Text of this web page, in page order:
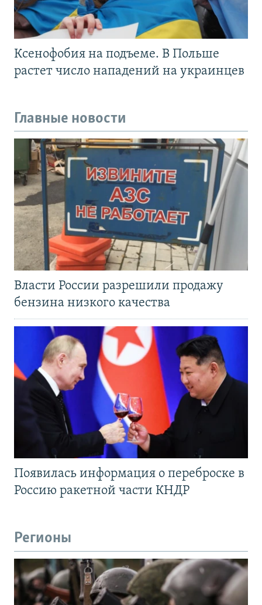
Ксенофобия на подъеме. В Польше
растет число нападений на украинцев
Главные новости
Власти России разрешили продажу
бензина низкого качества
Появилась информация о переброске в
Россию ракетной части КНДР
Регионы